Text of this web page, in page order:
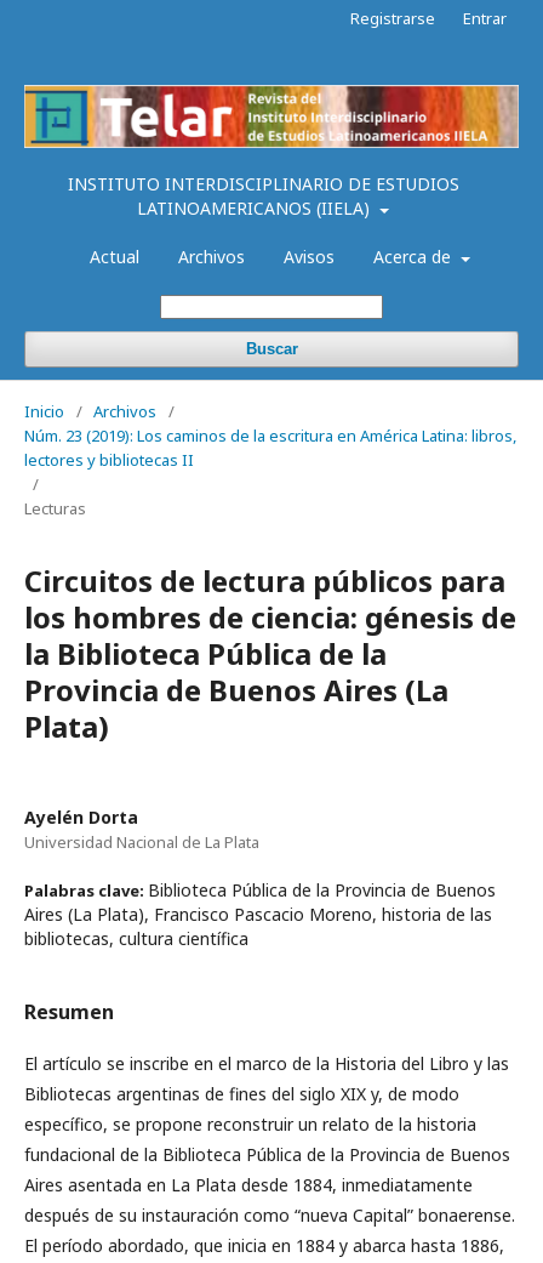
INSTITUTO INTERDISCIPLINARIO DE ESTUDIOS
LATINOAMERICANOS (IIELA)
Actual Archivos Avisos Acerca de
Buscar
Registrarse Entrar
Inicio / Archivos
/
Núm. 23 (2019): Los caminos de la escritura en América Latina: libros,
lectores y bibliotecas II
/
Lecturas
Circuitos de lectura públicos para
los hombres de ciencia: génesis de
la Biblioteca Pública de la
Provincia de Buenos Aires (La
Plata)
Ayelén Dorta
Universidad Nacional de La Plata
Palabras clave: Biblioteca Pública de la Provincia de Buenos
Aires (La Plata), Francisco Pascacio Moreno, historia de las
bibliotecas, cultura científica
Resumen
El artículo se inscribe en el marco de la Historia del Libro y las
Bibliotecas argentinas de fines del siglo XIX y, de modo
específico, se propone reconstruir un relato de la historia
fundacional de la Biblioteca Pública de la Provincia de Buenos
Aires asentada en La Plata desde 1884, inmediatamente
después de su instauración como “nueva Capital” bonaerense.
El período abordado, que inicia en 1884 y abarca hasta 1886,